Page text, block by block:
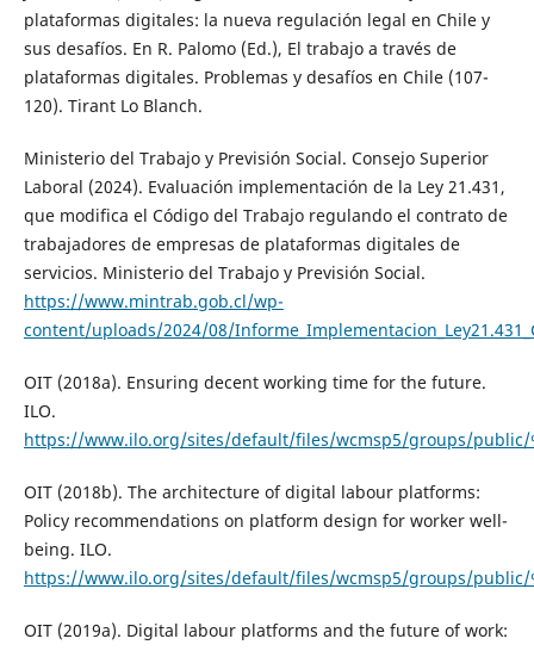
plataformas digitales: la nueva regulación legal en Chile y
sus desafíos. En R. Palomo (Ed.), El trabajo a través de
plataformas digitales. Problemas y desafíos en Chile (107-
120). Tirant Lo Blanch.
Ministerio del Trabajo y Previsión Social. Consejo Superior
Laboral (2024). Evaluación implementación de la Ley 21.431,
que modifica el Código del Trabajo regulando el contrato de
trabajadores de empresas de plataformas digitales de
servicios. Ministerio del Trabajo y Previsión Social.
https://www.mintrab.gob.cl/wp-
content/uploads/2024/08/
OIT (2018a). Ensuring decent working time for the future.
ILO.
https://www.ilo.org/sites/default/files/wcmsp5/groups/public/
OIT (2018b). The architecture of digital labour platforms:
Policy recommendations on platform design for worker well-
being. ILO.
https://www.ilo.org/sites/default/files/wcmsp5/groups/public/
OIT (2019a). Digital labour platforms and the future of work: